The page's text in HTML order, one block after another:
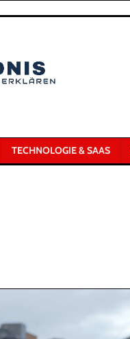
TECHNOLOGIE & SAAS